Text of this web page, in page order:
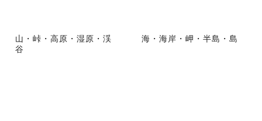
山・峠・高原・湿原・渓
谷
海・海岸・岬・半島・島